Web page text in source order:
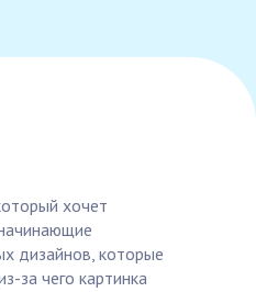
хочет
дизайнов, которые
за чего картинка